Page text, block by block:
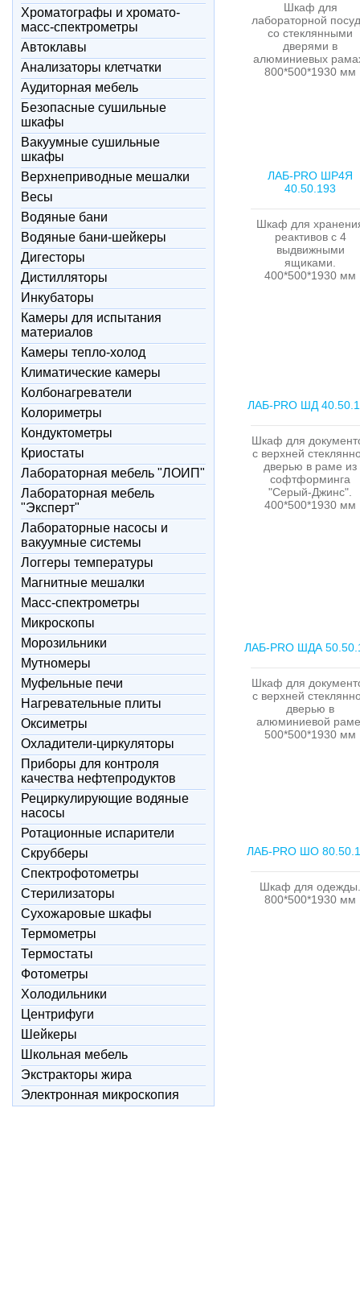
Xроматографы и хромато-
масс-спектрометры
Автоклавы
Анализаторы клетчатки
Аудиторная мебель
Безопасные сушильные
шкафы
Вакуумные сушильные
шкафы
Верхнеприводные мешалки
Весы
Водяные бани
Водяные бани-шейкеры
Дигесторы
Дистилляторы
Инкубаторы
Камеры для испытания
материалов
Камеры тепло-холод
Климатические камеры
Колбонагреватели
Колориметры
Кондуктометры
Криостаты
Лабораторная мебель "ЛОИП"
Лабораторная мебель
"Эксперт"
Лабораторные насосы и
вакуумные системы
Логгеры температуры
Магнитные мешалки
Масс-спектрометры
Микроскопы
Морозильники
Мутномеры
Муфельные печи
Нагревательные плиты
Оксиметры
Охладители-циркуляторы
Приборы для контроля
качества нефтепродуктов
Рециркулирующие водяные
насосы
Ротационные испарители
Скрубберы
Спектрофотометры
Стерилизаторы
Сухожаровые шкафы
Термометры
Термостаты
Фотометры
Холодильники
Центрифуги
Шейкеры
Школьная мебель
Экстракторы жира
Электронная микроскопия
Шкаф для
лабораторной
со стеклянными
дверями в
алюминиевых
800*500*1930 мм
ЛАБ-PRO ШР4Я
40.50.193
Шкаф для
реактивов с 4
выдвижными
ящиками.
400*500*1930 мм
ЛАБ-PRO ШД
Шкаф для
с верхней
дверью в раме из
софтформинга
"Серый-Джинс".
400*500*1930 мм
ЛАБ-PRO ШДА
Шкаф для
с верхней
дверью в
алюминиевой
500*500*1930 мм
ЛАБ-PRO ШО
Шкаф для одежды.
800*500*1930 мм